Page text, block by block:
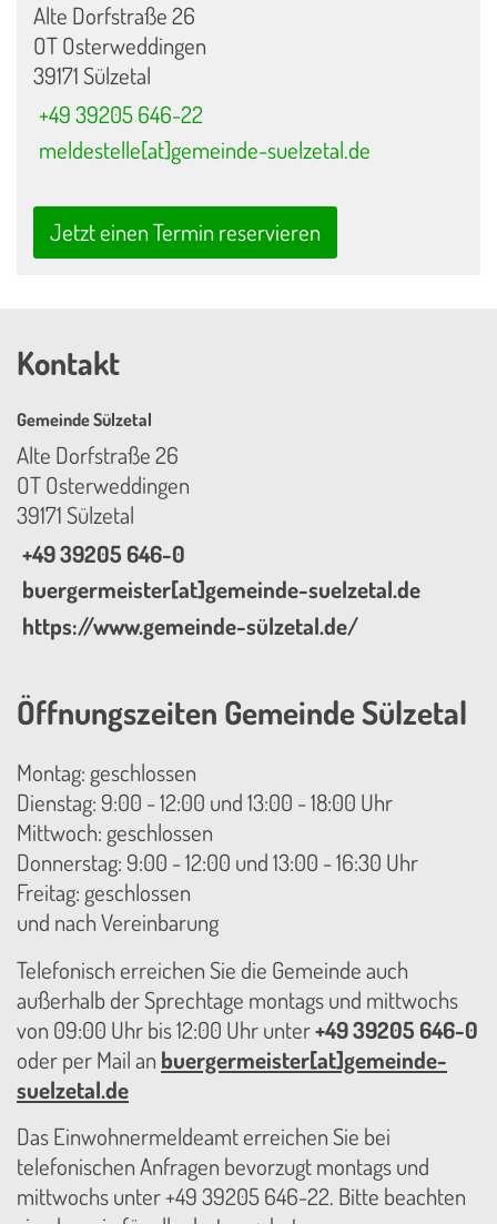
Alte Dorfstraße 26
OT Osterweddingen
39171 Sülzetal
+49 39205 646-22
meldestelle[at]gemeinde-suelzetal.de
Jetzt einen Termin reservieren
Kontakt
Gemeinde Sülzetal
Alte Dorfstraße 26
OT Osterweddingen
39171 Sülzetal
+49 39205 646-0
buergermeister[at]gemeinde-suelzetal.de
https://www.gemeinde-sülzetal.de/
Öffnungszeiten Gemeinde Sülzetal
Montag: geschlossen
Dienstag: 9:00 - 12:00 und 13:00 - 18:00 Uhr
Mittwoch: geschlossen
Donnerstag: 9:00 - 12:00 und 13:00 - 16:30 Uhr
Freitag: geschlossen
und nach Vereinbarung
Telefonisch erreichen Sie die Gemeinde auch
außerhalb der Sprechtage montags und mittwochs
von 09:00 Uhr bis 12:00 Uhr unter+49 39205 646-0
oder per Mail an buergermeister[at]gemeinde-
suelzetal.de
Das Einwohnermeldeamt erreichen Sie bei
telefonischen Anfragen bevorzugt montags und
mittwochs unter +49 39205 646-22. Bitte beachten